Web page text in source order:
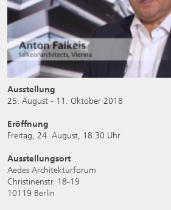
Ausstellung
25. August - 11. Oktober 2018
Eröffnung
Freitag, 24. August, 18.30 Uhr
Ausstellungsort
Aedes Architekturforum
Christinenstr. 18-19
10119 Berlin